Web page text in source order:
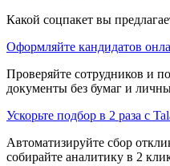
Какой соцпакет вы
Оформляйте кандидатов
Проверяйте сотрудников и
документы без бумаг и
Ускорьте подбор в 2 раза с
Автоматизируйте сбор
собирайте аналитику в 2